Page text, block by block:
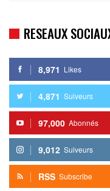
RESEAUX
8,971 Likes
4,871 Suiveurs
97,000 Abonnés
9,012 Suiveurs
RSS Subscribe